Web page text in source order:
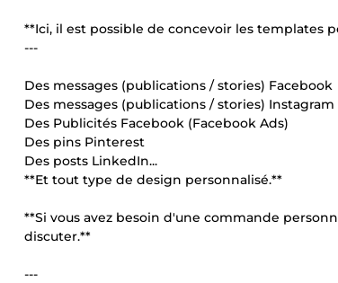
**Ici, il est possible de concevoir les templates
---
Des messages (publications / stories) Facebook
Des messages (publications / stories) Instagram
Des Publicités Facebook (Facebook Ads)
Des pins Pinterest
Des posts LinkedIn...
**Et tout type de design personnalisé.**
**Si vous avez besoin d'une commande
discuter.**
---